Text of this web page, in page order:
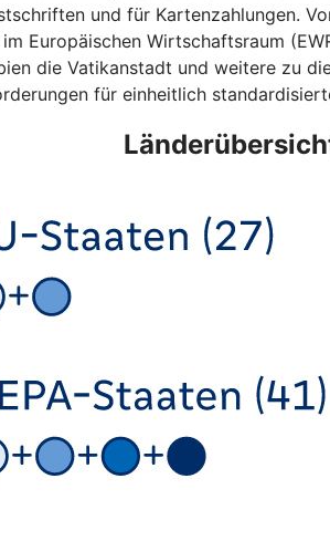
und für Kartenzahlungen.
Europäischen Wirtschaftsraum
die Vatikanstadt und weitere zu
für einheitlich